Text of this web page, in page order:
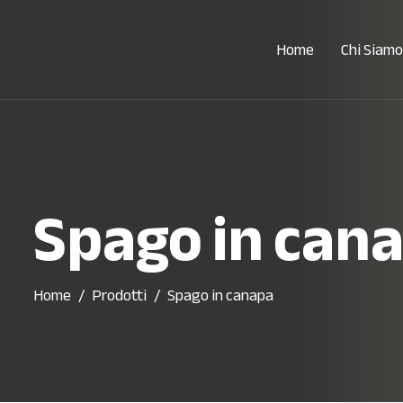
Home Chi Siamo
Spago in
Home Prodotti Spago in canapa